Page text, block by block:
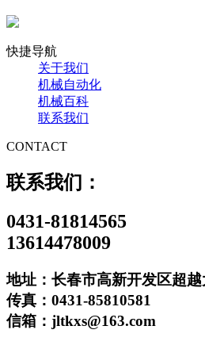
快捷导航
关于我们
机械自动化
机械百科
联系我们
CONTACT
联系我们：
0431-81814565
13614478009
地址：长春市高新开发区超
传真：0431-85810581
信箱：jltkxs@163.com